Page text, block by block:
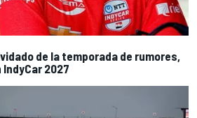
de la temporada de rumores,
2027